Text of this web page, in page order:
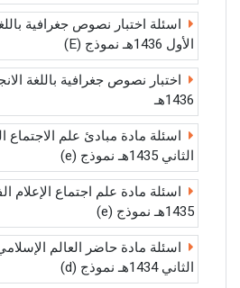
اسئلة اختبار نصوص جغرافية
الأول 1436هـ نموذج (E)
1436هـ
اسئلة مادة مبادئ علم
الثاني 1435هـ نموذج (e)
اسئلة مادة علم اجتماع الإعلام
1435هـ نموذج (e)
اسئلة مادة حاضر العالم
الثاني 1434هـ نموذج (d)